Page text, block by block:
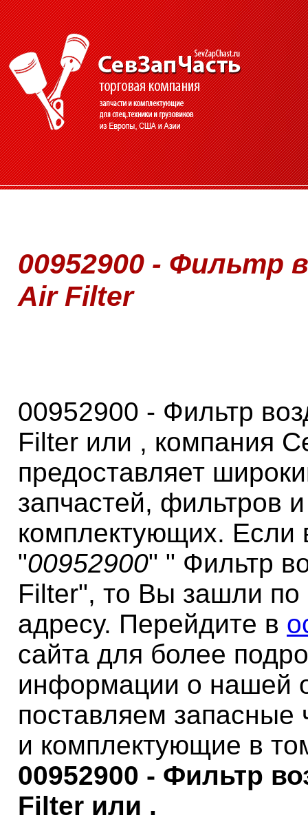
00952900 - Фильтр
Air Filter
00952900 - Фильтр
Filter или , компания
предоставляет
запчастей, фильтров и
комплектующих. Если
"00952900" " Фильтр
Filter", то Вы зашли по
адресу. Перейдите в
сайта для более
информации о нашей
поставляем запасные
и комплектующие в
00952900 - Фильтр
Filter или .